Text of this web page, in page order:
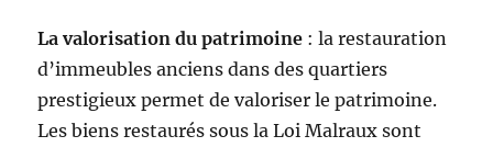
La valorisation du patrimoine : la restauration
d’immeubles anciens dans des quartiers
prestigieux permet de valoriser le patrimoine.
Les biens restaurés sous la Loi Malraux sont